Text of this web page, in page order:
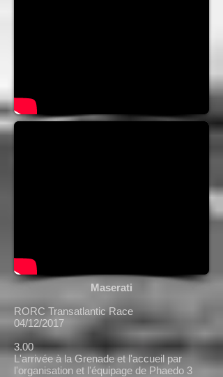
Maserati
RORC Transatlantic Race
04/12/2017
3.00
L'arrivée à la Grenade et l'accueil par
l'organisation et l'équipage de Phaedo 3